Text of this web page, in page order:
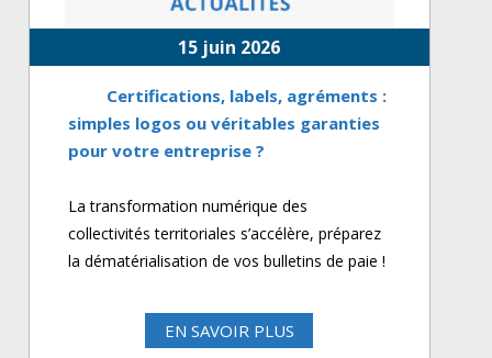
15 juin 2026
Certifications, labels, agréments :
simples logos ou véritables garanties
pour votre entreprise ?
La transformation numérique des
collectivités territoriales s’accélère, préparez
la dématérialisation de vos bulletins de paie !
EN SAVOIR PLUS